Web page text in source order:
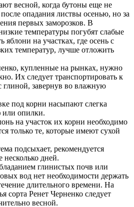
весной, когда бутоны еще не
опадания листвы осенью, но за
первых заморозков. В
температуры погубят слабые
яблони на участках, где осень с
температур, лучше отложить
купленные на рынках, нужно
Их следует транспортировать к
глиной, завернув во влажную
под корни насыпают слегка
опилки.
на участок их корни необходимо
только те, которые имеют сухой
подсыхает, рекомендуется
несколько дней.
глинистых почв или
вод нет необходимости держать
длительного времени. На
сорта Ренет Черненко следует
весной.